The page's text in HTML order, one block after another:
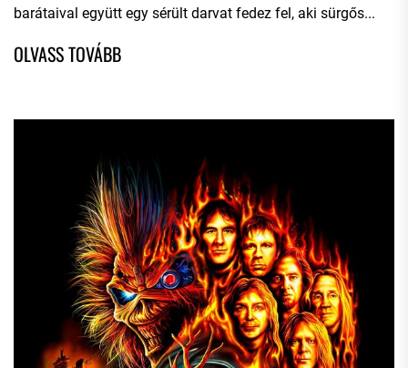
barátaival együtt egy sérült darvat fedez fel, aki sürgős...